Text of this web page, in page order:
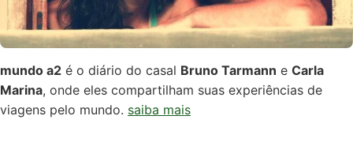
mundo a2 é o diário do casal Bruno Tarmann e Carla
Marina, onde eles compartilham suas experiências de
viagens pelo mundo. saiba mais